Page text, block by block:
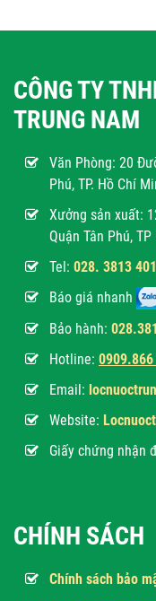
CÔNG TY
TRUNG NAM
Văn Phòng: 20
Phú, TP. Hồ Chí
Xưởng sản xuất:
Quận Tân Phú, TP
Tel: 028. 3813
Báo giá nhanh
Bảo hành:
Hotline: 0
Email:
Website:
Giấy chứng nhận
CHÍNH SÁCH
Chính sách bảo